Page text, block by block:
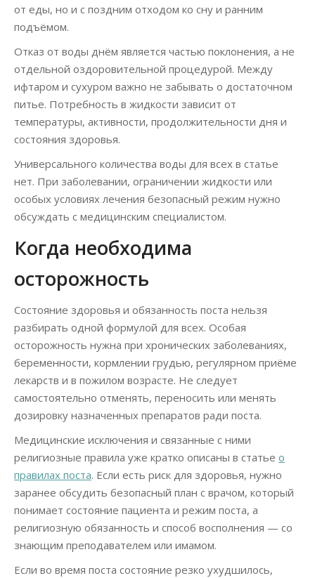
от еды, но и с поздним отходом ко сну и ранним
подъёмом.
Отказ от воды днём является частью поклонения, а не
отдельной оздоровительной процедурой. Между
ифтаром и сухуром важно не забывать о достаточном
питье. Потребность в жидкости зависит от
температуры, активности, продолжительности дня и
состояния здоровья.
Универсального количества воды для всех в статье
нет. При заболевании, ограничении жидкости или
особых условиях лечения безопасный режим нужно
обсуждать с медицинским специалистом.
Когда необходима
осторожность
Состояние здоровья и обязанность поста нельзя
разбирать одной формулой для всех. Особая
осторожность нужна при хронических заболеваниях,
беременности, кормлении грудью, регулярном приёме
лекарств и в пожилом возрасте. Не следует
самостоятельно отменять, переносить или менять
дозировку назначенных препаратов ради поста.
Медицинские исключения и связанные с ними
религиозные правила уже кратко описаны в статье о
правилах поста. Если есть риск для здоровья, нужно
заранее обсудить безопасный план с врачом, который
понимает состояние пациента и режим поста, а
религиозную обязанность и способ восполнения — со
знающим преподавателем или имамом.
Если во время поста состояние резко ухудшилось,